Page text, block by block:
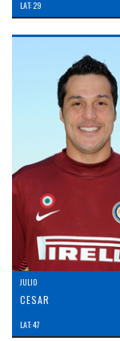
LAT: 29
JULIO
CESAR
LAT: 47